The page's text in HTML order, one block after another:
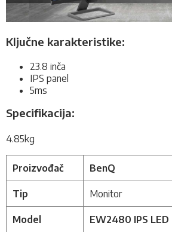
Ključne karakteristike:
23.8 inča
IPS panel
5ms
Specifikacija:
4.85kg
Proizvođač BenQ
Tip Monitor
Model EW2480 IPS LED